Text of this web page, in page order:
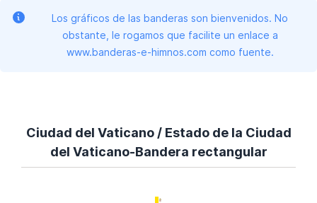
Los gráficos de las banderas son bienvenidos. No
obstante, le rogamos que facilite un enlace a
www.banderas-e-himnos.com como fuente.
Ciudad del Vaticano / Estado de la Ciudad
del Vaticano-Bandera rectangular